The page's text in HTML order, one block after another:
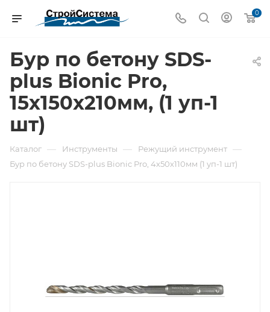
0
Бур по бетону SDS-
plus Bionic Pro,
15х150х210мм, (1 уп-1
шт)
Каталог — Инструменты — Режущий инструмент —
Бур по бетону SDS-plus Bionic Pro, 4х50х110мм (1 уп-1 шт)